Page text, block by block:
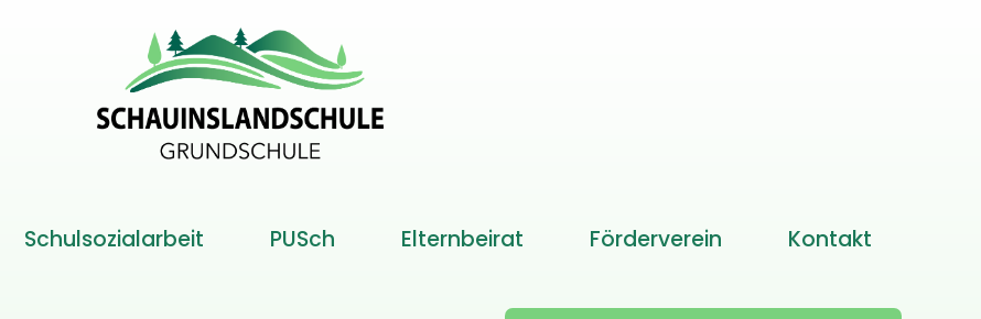
Schulsozialarbeit PUSch Elternbeirat Förderverein Kontakt